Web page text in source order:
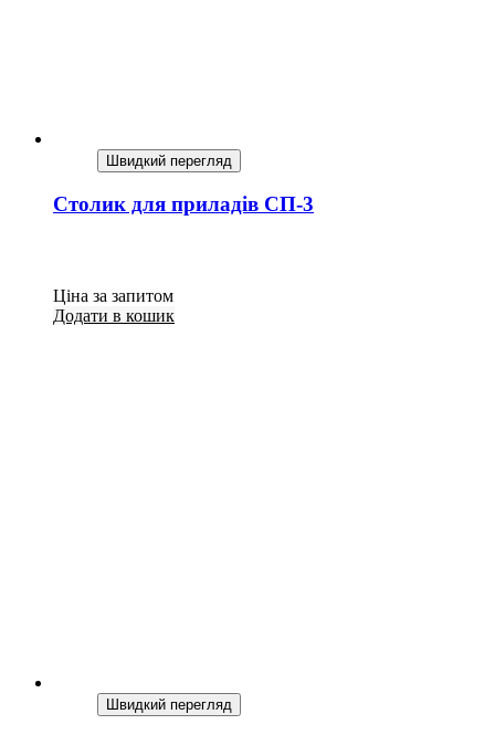
Швидкий перегляд
Столик для приладів СП-3
Ціна за запитом
Додати в кошик
Швидкий перегляд